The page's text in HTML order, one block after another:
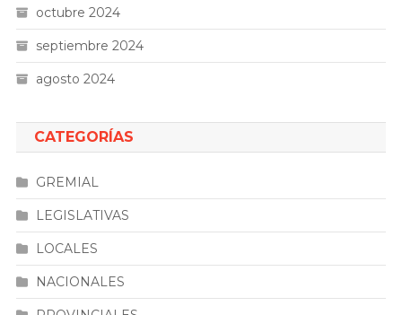
octubre 2024
septiembre 2024
agosto 2024
CATEGORÍAS
GREMIAL
LEGISLATIVAS
LOCALES
NACIONALES